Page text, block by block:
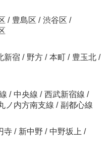
/ 豊島区 / 渋谷区 /
新宿 / 野方 / 本町 / 豊玉北 /
/ 中央線 / 西武新宿線 /
ノ内方南支線 / 副都心線
寺 / 新中野 / 中野坂上 /